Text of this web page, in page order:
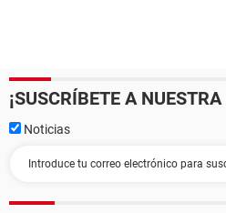
¡SUSCRÍBETE A
Noticias